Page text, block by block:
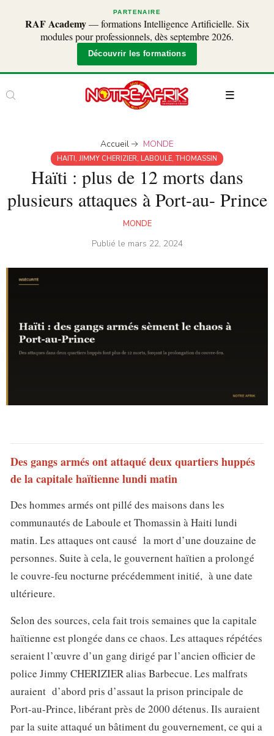
PARTENAIRE
RAF Academy— formations Intelligence Artificielle. Six
modules pour professionnels, dès septembre 2026.
Découvrir les formations
Accueil MONDE
HAITI, JIMMY CHERIZIER, LABOULE, THOMASSIN
Haïti : plus de 12 morts dans
plusieurs attaques à Port-au- Prince
MONDE
Publié le mars 22, 2024
Des gangs armés ont attaqué deux quartiers huppés
de la capitale haïtienne lundi matin
Des hommes armés ont pillé des maisons dans les
communautés de Laboule et Thomassin à Haiti lundi
matin. Les attaques ont causé la mort d’une douzaine de
personnes. Suite à cela, le gouvernent haïtien a prolongé
le couvre-feu nocturne précédemment initié, à une date
ultérieure.
Selon des sources, cela fait trois semaines que la capitale
haïtienne est plongée dans ce chaos. Les attaques répétées
seraient l’œuvre d’un gang dirigé par l’ancien officier de
police Jimmy CHERIZIER alias Barbecue. Les malfrats
auraient d’abord pris d’assaut la prison principale de
Port-au-Prince, libérant près de 2000 détenus. Ils auraient
par la suite attaqué un bâtiment du gouvernement, ce qui a